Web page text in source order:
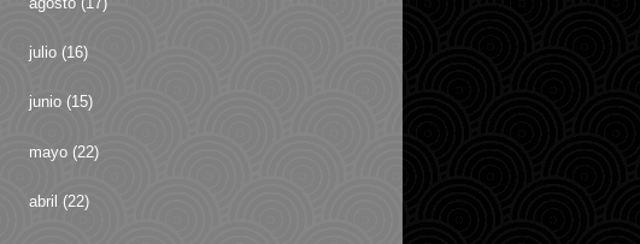
julio (16)
junio (15)
mayo (22)
abril (22)